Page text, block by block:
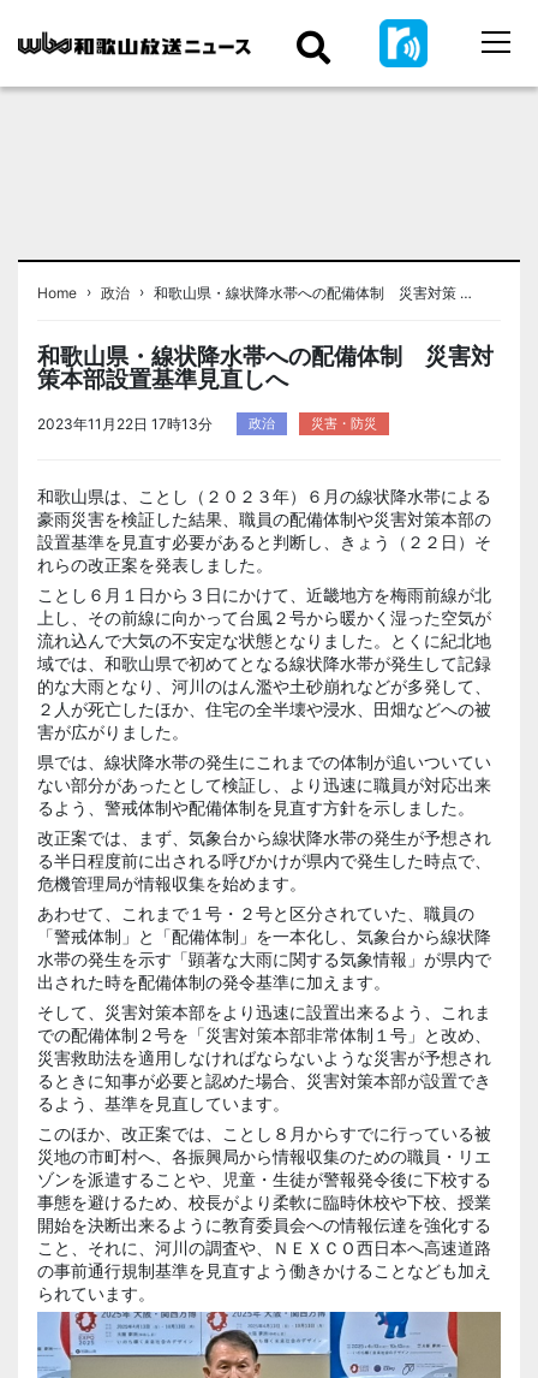
Home › 政治 › 和歌山県・線状降水帯への配備体制 災害対策 …
和歌山県・線状降水帯への配備体制 災害対
策本部設置基準見直しへ
2023年11月22日 17時13分 政治 災害・防災
和歌山県は、ことし（２０２３年）６月の線状降水帯による
豪雨災害を検証した結果、職員の配備体制や災害対策本部の
設置基準を見直す必要があると判断し、きょう（２２日）そ
れらの改正案を発表しました。
ことし６月１日から３日にかけて、近畿地方を梅雨前線が北
上し、その前線に向かって台風２号から暖かく湿った空気が
流れ込んで大気の不安定な状態となりました。とくに紀北地
域では、和歌山県で初めてとなる線状降水帯が発生して記録
的な大雨となり、河川のはん濫や土砂崩れなどが多発して、
２人が死亡したほか、住宅の全半壊や浸水、田畑などへの被
害が広がりました。
県では、線状降水帯の発生にこれまでの体制が追いついてい
ない部分があったとして検証し、より迅速に職員が対応出来
るよう、警戒体制や配備体制を見直す方針を示しました。
改正案では、まず、気象台から線状降水帯の発生が予想され
る半日程度前に出される呼びかけが県内で発生した時点で、
危機管理局が情報収集を始めます。
あわせて、これまで１号・２号と区分されていた、職員の
「警戒体制」と「配備体制」を一本化し、気象台から線状降
水帯の発生を示す「顕著な大雨に関する気象情報」が県内で
出された時を配備体制の発令基準に加えます。
そして、災害対策本部をより迅速に設置出来るよう、これま
での配備体制２号を「災害対策本部非常体制１号」と改め、
災害救助法を適用しなければならないような災害が予想され
るときに知事が必要と認めた場合、災害対策本部が設置でき
るよう、基準を見直しています。
このほか、改正案では、ことし８月からすでに行っている被
災地の市町村へ、各振興局から情報収集のための職員・リエ
ゾンを派遣することや、児童・生徒が警報発令後に下校する
事態を避けるため、校長がより柔軟に臨時休校や下校、授業
開始を決断出来るように教育委員会への情報伝達を強化する
こと、それに、河川の調査や、ＮＥＸＣＯ西日本へ高速道路
の事前通行規制基準を見直すよう働きかけることなども加え
られています。